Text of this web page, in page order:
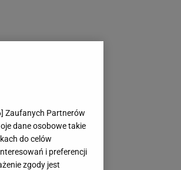
] Zaufanych Partnerów
dane osobowe takie
do celów
i preferencji
zgody jest